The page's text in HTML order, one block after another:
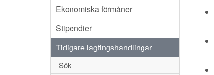
Ekonomiska förmåner
Stipendier
Tidigare lagtingshandlingar
Sök